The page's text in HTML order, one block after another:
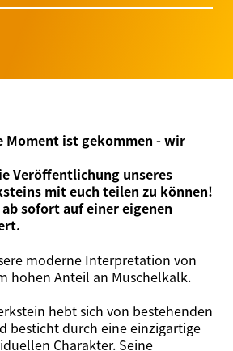
Moment ist gekommen - wir
Veröffentlichung unseres
mit euch teilen zu können!
ab sofort auf einer eigenen
moderne Interpretation von
hohen Anteil an Muschelkalk.
hebt sich von bestehenden
besticht durch eine einzigartige
Charakter. Seine